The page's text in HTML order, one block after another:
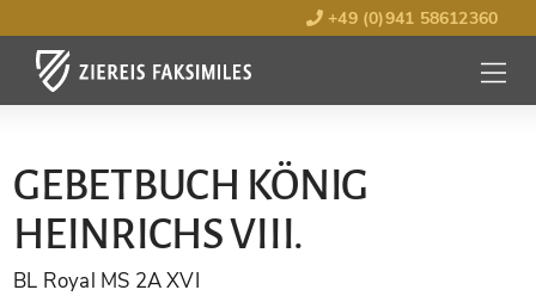
+49 (0)941 58612360
MENÜ
GEBETBUCH KÖNIG
HEINRICHS VIII.
BL Royal MS 2A XVI